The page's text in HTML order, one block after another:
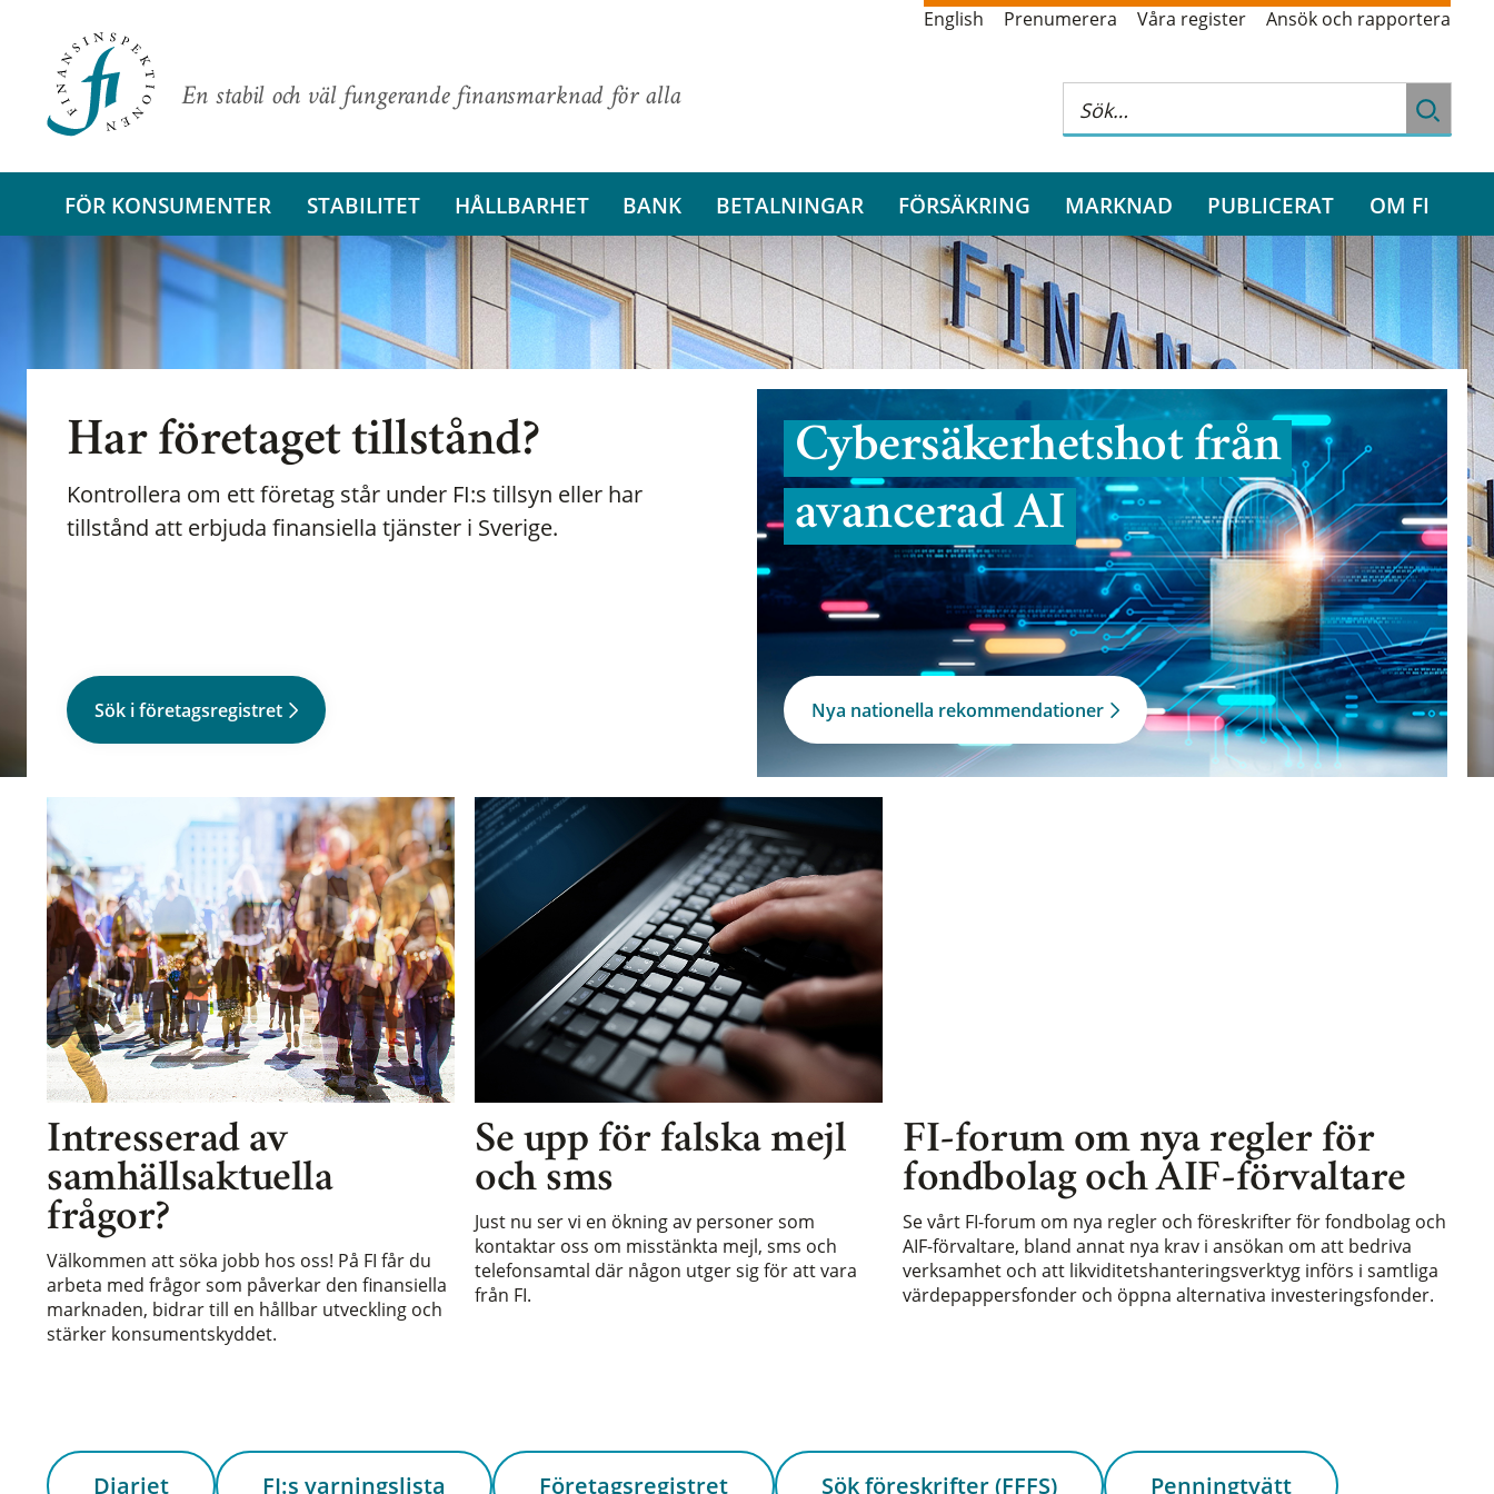
En stabil och väl fungerande finansmarknad för alla
English Prenumerera Våra register Ansök och rapportera
FÖR KONSUMENTER STABILITET HÅLLBARHET BANK BETALNINGAR FÖRSÄKRING MARKNAD PUBLICERAT OM FI
Har företaget tillstånd?
Kontrollera om ett företag står under FI:s tillsyn eller har
tillstånd att erbjuda finansiella tjänster i Sverige.
Sök i företagsregistret
Cybersäkerhetshot från
avancerad AI
Nya nationella rekommendationer
Intresserad av
samhällsaktuella
frågor?
Välkommen att söka jobb hos oss! På FI får du
arbeta med frågor som påverkar den finansiella
marknaden, bidrar till en hållbar utveckling och
stärker konsumentskyddet.
Se upp för falska mejl
och sms
Just nu ser vi en ökning av personer som
kontaktar oss om misstänkta mejl, sms och
telefonsamtal där någon utger sig för att vara
från FI.
FI-forum om nya regler för
fondbolag och AIF-förvaltare
Se vårt FI-forum om nya regler och föreskrifter för fondbolag och
AIF-förvaltare, bland annat nya krav i ansökan om att bedriva
verksamhet och att likviditetshanteringsverktyg införs i samtliga
värdepappersfonder och öppna alternativa investeringsfonder.
Diariet FI:s varningslista Företagsregistret Sök föreskrifter (FFFS) Penningtvätt